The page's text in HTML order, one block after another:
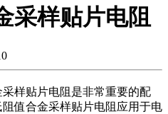
采样贴片电阻
样贴片电阻是非常重要的配
值合金采样贴片电阻应用于电